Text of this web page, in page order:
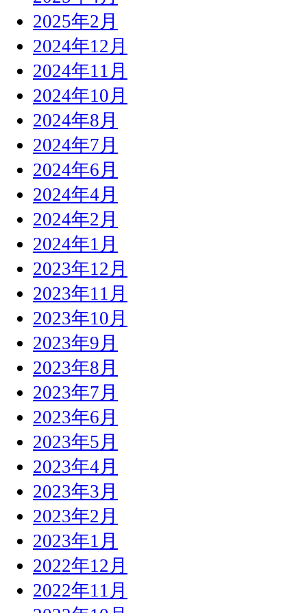
2025年2月
2024年12月
2024年11月
2024年10月
2024年8月
2024年7月
2024年6月
2024年4月
2024年2月
2024年1月
2023年12月
2023年11月
2023年10月
2023年9月
2023年8月
2023年7月
2023年6月
2023年5月
2023年4月
2023年3月
2023年2月
2023年1月
2022年12月
2022年11月